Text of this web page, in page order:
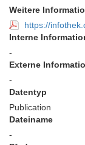
Weitere
https://
Interne
-
Externe
-
Datentyp
Publication
Dateiname
-